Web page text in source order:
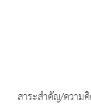
สาระสำคัญ/ความ